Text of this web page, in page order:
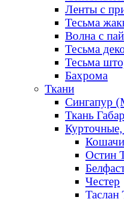
Ленты с
Тесьма
Волна с
Тесьма
Тесьма
Бахрома
Ткани
Сингапур
Ткань
Курточные,
Остин
Честер